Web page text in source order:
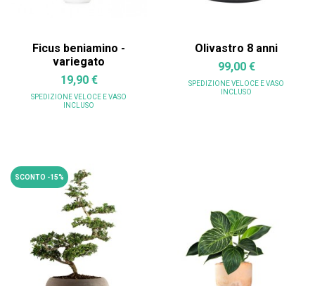
Ficus beniamino -
variegato
19,90 €
SPEDIZIONE VELOCE E VASO
INCLUSO
Olivastro 8 anni
99,00 €
SPEDIZIONE VELOCE E VASO
INCLUSO
SCONTO -15%